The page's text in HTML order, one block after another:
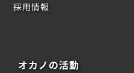
採用情報
オカノの活動